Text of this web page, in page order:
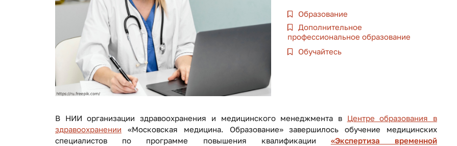
Образование
Дополнительное
профессиональное образование
Обучайтесь
В НИИ организации здравоохранения и медицинского менеджмента в Центре образования в
здравоохранении «Московская медицина. Образование» завершилось обучение медицинских
специалистов по программе повышения квалификации
«Экспертиза временной